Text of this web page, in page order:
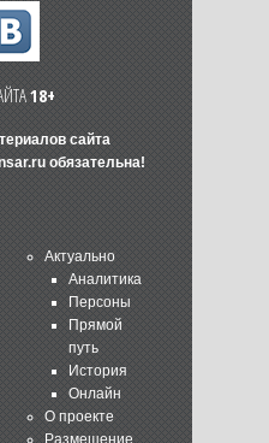
18+
сайта
обязательна!
Актуально
Аналитика
Персоны
Прямой
путь
История
Онлайн
О проекте